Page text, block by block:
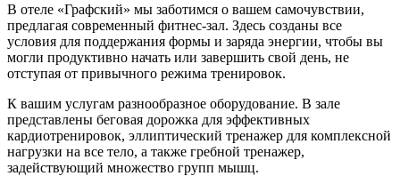
В отеле «Графский» мы заботимся о вашем самочувствии,
предлагая современный фитнес-зал. Здесь созданы все
условия для поддержания формы и заряда энергии, чтобы вы
могли продуктивно начать или завершить свой день, не
отступая от привычного режима тренировок.
К вашим услугам разнообразное оборудование. В зале
представлены беговая дорожка для эффективных
кардиотренировок, эллиптический тренажер для комплексной
нагрузки на все тело, а также гребной тренажер,
задействующий множество групп мышц.